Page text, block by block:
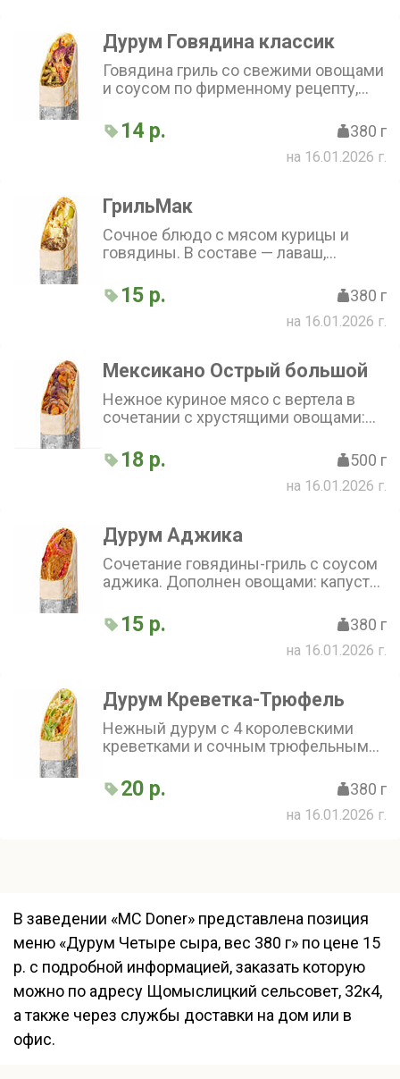
тонкий лаваш
Дурум Говядина классик
Говядина гриль со свежими овощами
и соусом по фирменному рецепту,
лаваш14 р. 380 г
на 16.01.2026 г.
ГрильМак
Сочное блюдо с мясом курицы и
говядины. В составе — лаваш,
огурец, лук и капуста. Сметанный
соус придаёт мягкость вкусу. Соус
гриль добавляет пикантности.
текстуры
15 р. 380 г
на 16.01.2026 г.
Мексикано Острый большой
Нежное куриное мясо с вертела в
сочетании с хрустящими овощами:
кукурузой. Острый халапеньо
добавляет пикантности, а фирменный
соус завершает вкусовую
тонкий лаваш
18 р. 500 г
на 16.01.2026 г.
Дурум Аджика
Сочетание говядины-гриль с соусом
аджика. Дополнен овощами: капуста
маринованным, томатом и
маринованным луком
15 р. 380 г
на 16.01.2026 г.
Дурум Креветка-Трюфель
Нежный дурум с 4 королевскими
креветками и сочным трюфельным
соуса, дополнен салатом айсберг и
маринованным огурчиком, особую
нежность придает сочный томат и
20 р. 380 г
на 16.01.2026 г.
В заведении «MC Doner» представлена позиция
меню «Дурум Четыре сыра, вес 380 г» по цене 15
р. с подробной информацией, заказать которую
можно по адресу Щомыслицкий сельсовет, 32к4,
а также через службы доставки на дом или в
офис.